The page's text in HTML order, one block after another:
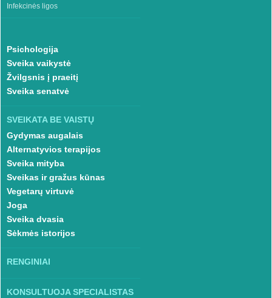
Infekcinės ligos
Psichologija
Sveika vaikystė
Žvilgsnis į praeitį
Sveika senatvė
SVEIKATA BE VAISTŲ
Gydymas augalais
Alternatyvios terapijos
Sveika mityba
Sveikas ir gražus kūnas
Vegetarų virtuvė
Joga
Sveika dvasia
Sėkmės istorijos
RENGINIAI
KONSULTUOJA SPECIALISTAS